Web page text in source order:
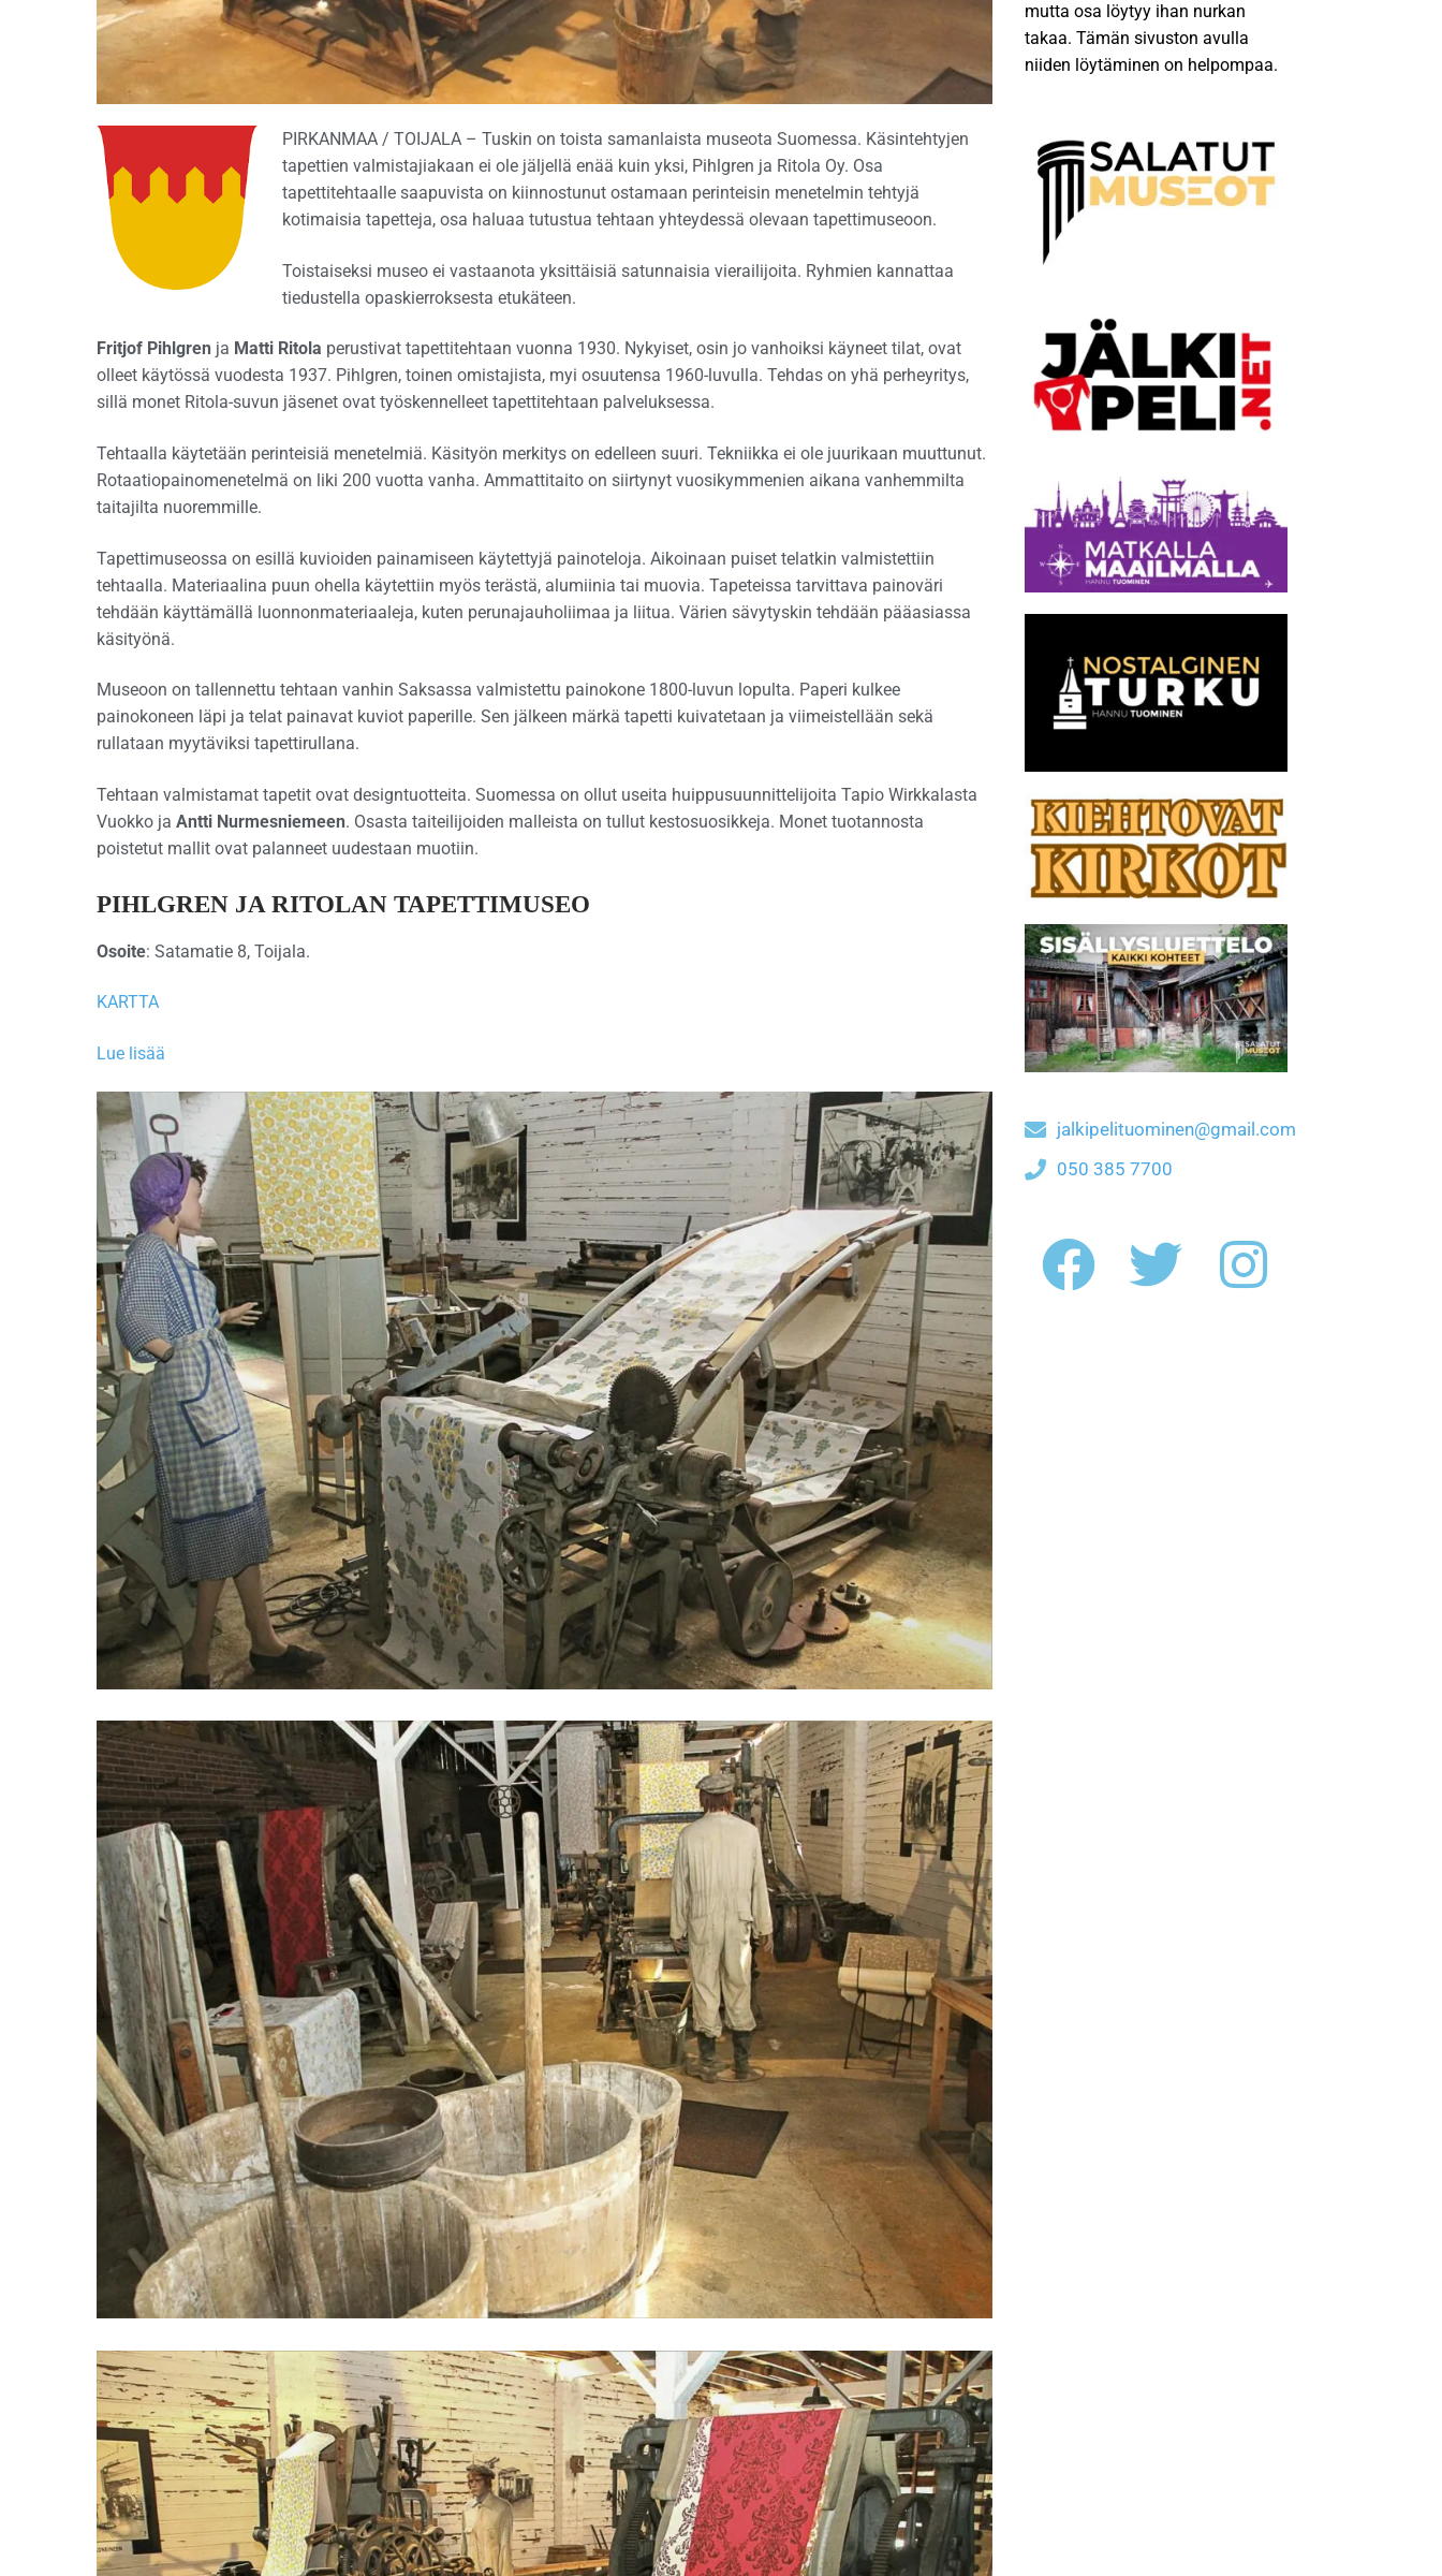
PIRKANMAA / TOIJALA – Tuskin on toista samanlaista museota Suomessa. Käsintehtyjen
tapettien valmistajiakaan ei ole jäljellä enää kuin yksi, Pihlgren ja Ritola Oy. Osa
tapettitehtaalle saapuvista on kiinnostunut ostamaan perinteisin menetelmin tehtyjä
kotimaisia tapetteja, osa haluaa tutustua tehtaan yhteydessä olevaan tapettimuseoon.
Toistaiseksi museo ei vastaanota yksittäisiä satunnaisia vierailijoita. Ryhmien kannattaa
tiedustella opaskierroksesta etukäteen.
Fritjof Pihlgren ja Matti Ritola perustivat tapettitehtaan vuonna 1930. Nykyiset, osin jo vanhoiksi käyneet tilat, ovat
olleet käytössä vuodesta 1937. Pihlgren, toinen omistajista, myi osuutensa 1960-luvulla. Tehdas on yhä perheyritys,
sillä monet Ritola-suvun jäsenet ovat työskennelleet tapettitehtaan palveluksessa.
Tehtaalla käytetään perinteisiä menetelmiä. Käsityön merkitys on edelleen suuri. Tekniikka ei ole juurikaan muuttunut.
Rotaatiopainomenetelmä on liki 200 vuotta vanha. Ammattitaito on siirtynyt vuosikymmenien aikana vanhemmilta
taitajilta nuoremmille.
Tapettimuseossa on esillä kuvioiden painamiseen käytettyjä painoteloja. Aikoinaan puiset telatkin valmistettiin
tehtaalla. Materiaalina puun ohella käytettiin myös terästä, alumiinia tai muovia. Tapeteissa tarvittava painoväri
tehdään käyttämällä luonnonmateriaaleja, kuten perunajauholiimaa ja liitua. Värien sävytyskin tehdään pääasiassa
käsityönä.
Museoon on tallennettu tehtaan vanhin Saksassa valmistettu painokone 1800-luvun lopulta. Paperi kulkee
painokoneen läpi ja telat painavat kuviot paperille. Sen jälkeen märkä tapetti kuivatetaan ja viimeistellään sekä
rullataan myytäviksi tapettirullana.
Tehtaan valmistamat tapetit ovat designtuotteita. Suomessa on ollut useita huippusuunnittelijoita Tapio Wirkkalasta
Vuokko ja Antti Nurmesniemeen. Osasta taiteilijoiden malleista on tullut kestosuosikkeja. Monet tuotannosta
poistetut mallit ovat palanneet uudestaan muotiin.
PIHLGREN JA RITOLAN TAPETTIMUSEO
Osoite: Satamatie 8, Toijala.
KARTTA
Lue lisää
mutta osa löytyy ihan nurkan
takaa. Tämän sivuston avulla
niiden löytäminen on helpompaa.
jalkipelituominen@gmail.com
050 385 7700